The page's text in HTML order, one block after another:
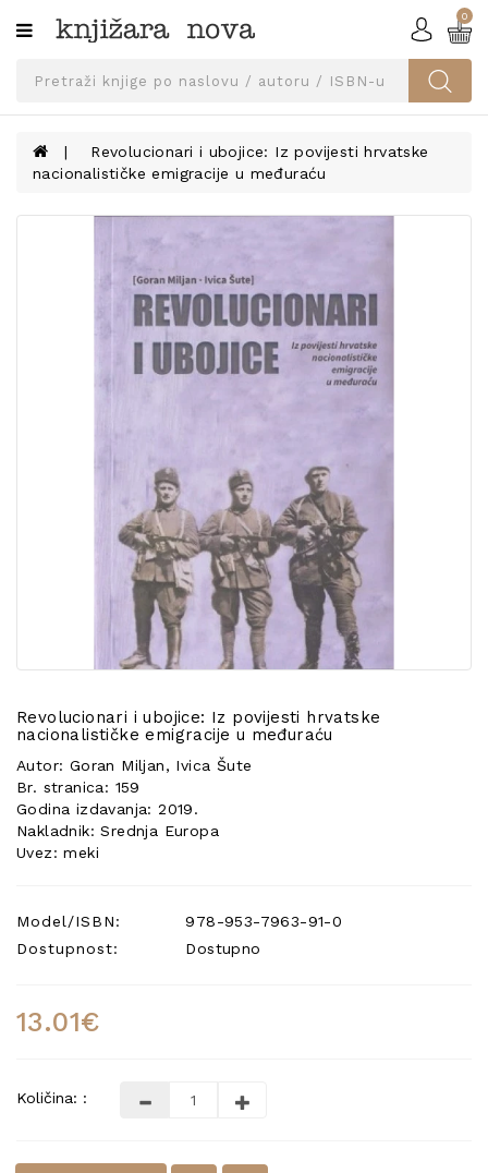
Kategorije
SVEUČILIŠNA
UDŽBENICI
0
Revolucionari i ubojice: Iz povijesti hrvatske
nacionalističke emigracije u međuraću
Revolucionari i ubojice: Iz povijesti hrvatske
nacionalističke emigracije u međuraću
Autor: Goran Miljan, Ivica Šute
Br. stranica: 159
Godina izdavanja: 2019.
Nakladnik: Srednja Europa
Uvez: meki
Model/ISBN:
978-953-7963-91-0
Dostupnost:
Dostupno
13.01€
Količina: :